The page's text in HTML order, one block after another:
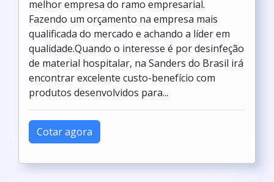
melhor empresa do ramo empresarial.
Fazendo um orçamento na empresa mais
qualificada do mercado e achando a líder em
qualidade.Quando o interesse é por desinfeção
de material hospitalar, na Sanders do Brasil irá
encontrar excelente custo-benefício com
produtos desenvolvidos para...
Cotar agora